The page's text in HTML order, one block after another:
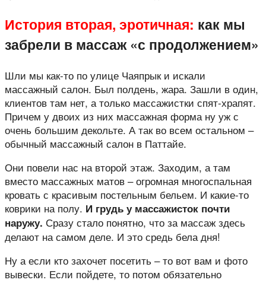
История вторая, эротичная: как мы
забрели в массаж «с продолжением»
Шли мы как-то по улице Чаяпрык и искали
массажный салон. Был полдень, жара. Зашли в один,
клиентов там нет, а только массажистки спят-храпят.
Причем у двоих из них массажная форма ну уж с
очень большим декольте. А так во всем остальном –
обычный массажный салон в Паттайе.
Они повели нас на второй этаж. Заходим, а там
вместо массажных матов – огромная многоспальная
кровать с красивым постельным бельем. И какие-то
коврики на полу. И грудь у массажисток почти
наружу. Сразу стало понятно, что за массаж здесь
делают на самом деле. И это средь бела дня!
Ну а если кто захочет посетить – то вот вам и фото
вывески. Если пойдете, то потом обязательно